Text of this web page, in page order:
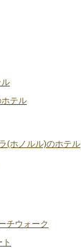
ル
テル
(ホノルル)のホテル
チウォーク